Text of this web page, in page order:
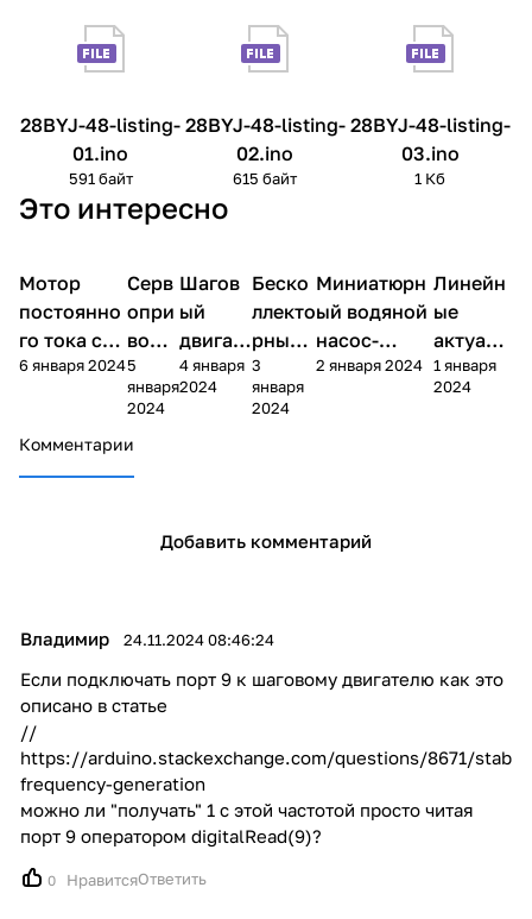
28BYJ-48-listing-
01.ino
591 байт
28BYJ-48-listing-
02.ino
615 байт
28BYJ-48-listing-
03.ino
1 Кб
Это интересно
Arduino
механика
Мотор
постоянно
го тока с
редукторо
6 января 2024
Arduino
механика
Серв
опри
вод
MG9
95
5
января
2024
Arduino
механика
Шагов
ый
двигат
ель
28BYJ-
4 января
2024
Arduino
механика
Беско
ллекто
рные
мотор
ы
3
января
2024
Arduino
механика
Миниатюрн
ый водяной
насос-
помпа RS-
2 января 2024
Arduino
механика
Линейн
ые
актуато
ры
(привод
1 января
2024
Комментарии
Добавить комментарий
Владимир 24.11.2024 08:46:24
Если подключать порт 9 к шаговому двигателю как это
описано в статье
//
https://arduino.stackexchange.com/questions/8671/
frequency-generation
можно ли "получать" 1 с этой частотой просто читая
порт 9 оператором digitalRead(9)?
0 НравитсяОтветить